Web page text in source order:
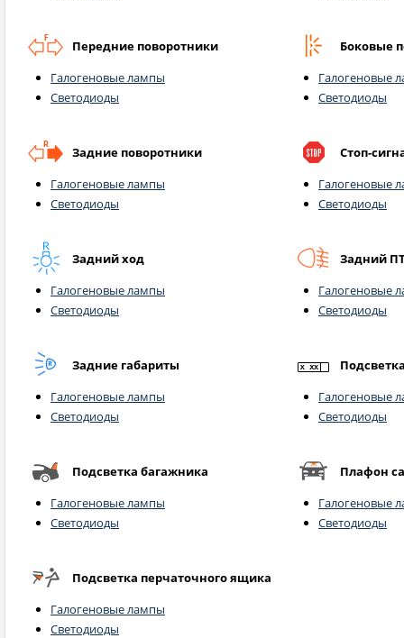
Передние поворотники
Галогеновые лампы
Светодиоды
Боковые
Галогеновые
Светодиоды
Задние поворотники
Галогеновые лампы
Светодиоды
Стоп-
Галогеновые
Светодиоды
Задний ход
Галогеновые лампы
Светодиоды
Задний
Галогеновые
Светодиоды
Задние габариты
Галогеновые лампы
Светодиоды
Галогеновые
Светодиоды
Подсветка багажника
Галогеновые лампы
Светодиоды
Плафон
Галогеновые
Светодиоды
Подсветка перчаточного ящика
Галогеновые лампы
Светодиоды